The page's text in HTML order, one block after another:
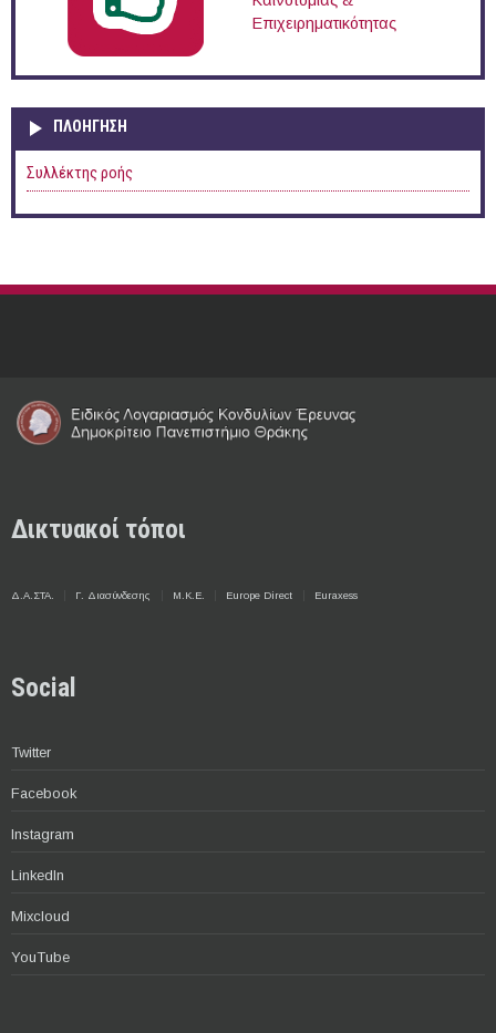
Επιχειρηματικότητας
ΠΛΟΉΓΗΣΗ
Συλλέκτης ροής
Δικτυακοί τόποι
Δ.Α.ΣΤΑ. Γ. Διασύνδεσης Μ.Κ.Ε. Europe Direct Euraxess
Social
Twitter
Facebook
Instagram
LinkedIn
Mixcloud
YouTube